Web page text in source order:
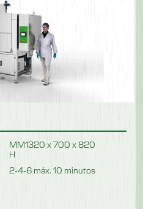
MM1320 x 700 x 820
H
2-4-6 máx. 10 minutos